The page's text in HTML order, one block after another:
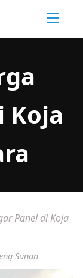
Koja
Panel di Koja
Sunan